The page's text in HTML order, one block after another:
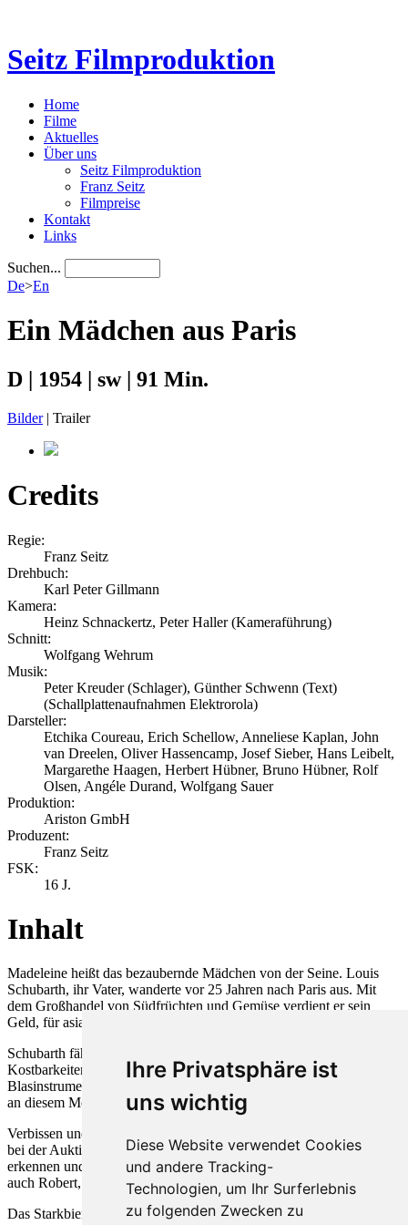
Ihre Privatsphäre ist
uns wichtig
Diese Website verwendet Cookies
und andere Tracking-
Technologien, um Ihr Surferlebnis
zu folgenden Zwecken zu
Seitz Filmproduktion
Home
Filme
Aktuelles
Über uns
Seitz Filmproduktion
Franz Seitz
Filmpreise
Kontakt
Links
Suchen...
De>En
Ein Mädchen aus Paris
D | 1954 | sw | 91 Min.
Bilder| Trailer
Credits
Regie:
Franz Seitz
Drehbuch:
Karl Peter Gillmann
Kamera:
Heinz Schnackertz, Peter Haller (Kameraführung)
Schnitt:
Wolfgang Wehrum
Musik:
Peter Kreuder (Schlager), Günther Schwenn (Text)
(Schallplattenaufnahmen Elektrorola)
Darsteller:
Etchika Coureau, Erich Schellow, Anneliese Kaplan, John
van Dreelen, Oliver Hassencamp, Josef Sieber, Hans Leibelt,
Margarethe Haagen, Herbert Hübner, Bruno Hübner, Rolf
Olsen, Angéle Durand, Wolfgang Sauer
Produktion:
Ariston GmbH
Produzent:
Franz Seitz
FSK:
16 J.
Inhalt
Madeleine heißt das bezaubernde Mädchen von der Seine. Louis
Schubarth, ihr Vater, wanderte vor 25 Jahren nach Paris aus. Mit
dem Großhandel von Südfrüchten und Gemüse verdient er sein
Geld, für asiatische Kunst gibt er es aus. Und für Madeleine.
Schubarth fährt zu einer Kunstauktion in München, bei der es einige
Kostbarkeiten für ihn zu erstehen gibt. Mathias Wilbers,
Blasinstrumentenfabrikant in Hückeswagen in Westfalen, rüstet sich
an diesem Morgen ebenfalls zur Reise nach München.
Verbissen und leidenschaftlich steigern sich Wilbers und Schubarth
bei der Auktion in die Höhe, bis sich die einstigen Studiengenossen
erkennen und fröhlich ihr Wiedersehen feiern. So lernt Schubarth
auch Robert, Wilbers Sohn kennen.
Das Starkbier, die Wiedersehensfreude und die beschwingte